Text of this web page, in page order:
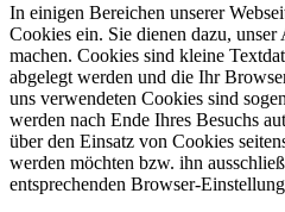
In einigen Bereichen unserer
Cookies ein. Sie dienen dazu,
machen. Cookies sind kleine
abgelegt werden und die Ihr
uns verwendeten Cookies sind
werden nach Ende Ihres Besuchs
über den Einsatz von Cookies
werden möchten bzw. ihn
entsprechenden Browser-